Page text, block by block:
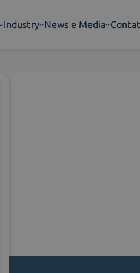
Industry News e Media